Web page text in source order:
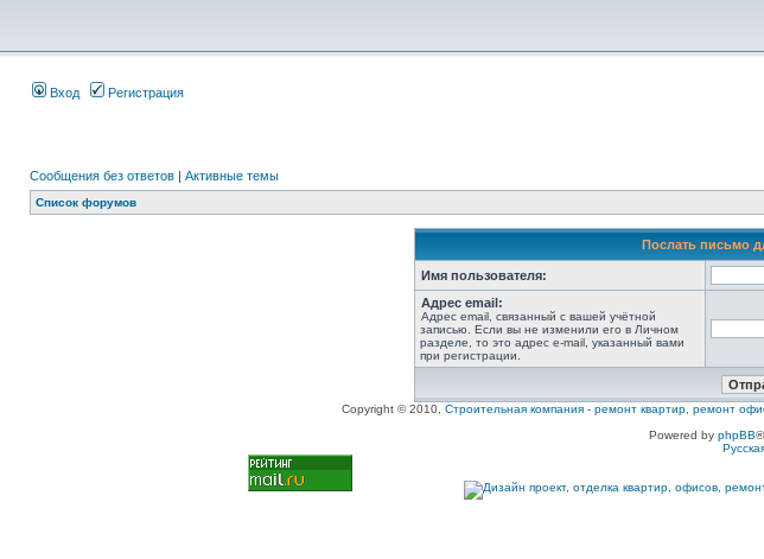
Вход Регистрация
Сообщения без ответов | Активные темы
Список форумов
Послать письмо
Имя пользователя:
Адрес email:
Адрес email, связанный с вашей учётной
записью. Если вы не изменили его в Личном
разделе, то это адрес e-mail, указанный вами
при регистрации.
Copyright © 2010, Строительная компания - ремонт квартир, ремонт
Powered by phpBB